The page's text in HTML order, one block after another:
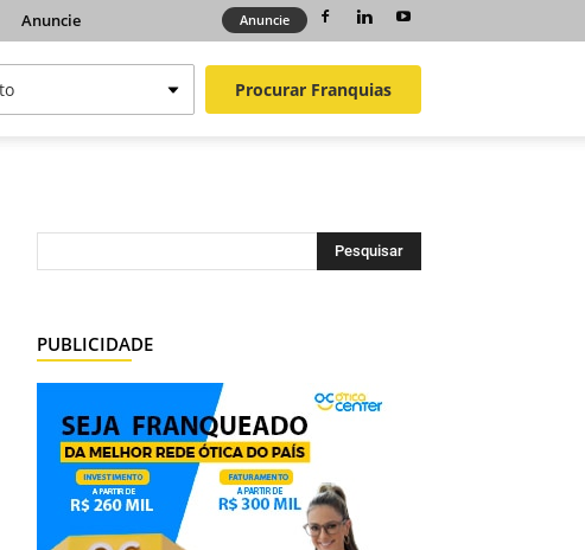
Anuncie Anuncie
Procurar Franquias
PUBLICIDADE